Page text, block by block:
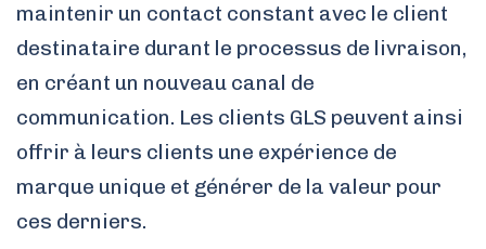
maintenir un contact constant avec le client
destinataire durant le processus de livraison,
en créant un nouveau canal de
communication. Les clients GLS peuvent ainsi
offrir à leurs clients une expérience de
marque unique et générer de la valeur pour
ces derniers.